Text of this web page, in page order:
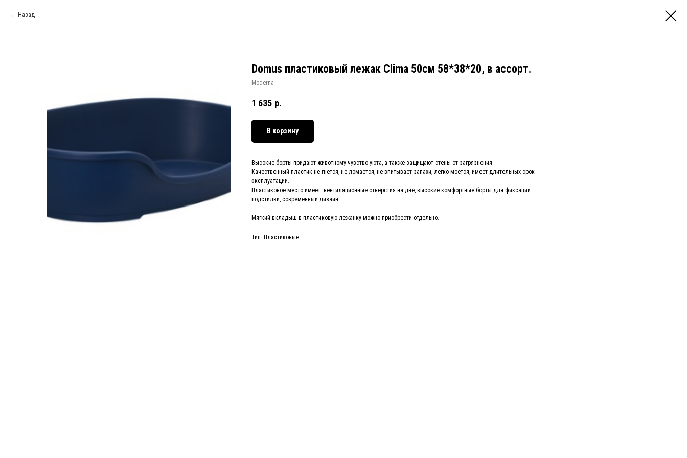
Назад
Domus пластиковый лежак Clima 50см 58*38*20, в ассорт.
Moderna
1 635 р.
В корзину
Высокие борты придают животному чувство уюта, а также защищают стены от загрязнения.
Качественный пластик не гнется, не ломается, не впитывает запахи, легко моется, имеет длительных срок
эксплуатации.
Пластиковое место имеет: вентиляционные отверстия на дне, высокие комфортные борты для фиксации
подстилки, современный дизайн.
Мягкий вкладыш в пластиковую лежанку можно приобрести отдельно.
Тип: Пластиковые